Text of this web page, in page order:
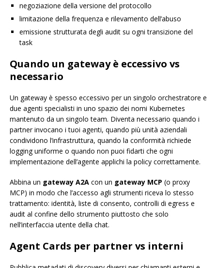
negoziazione della versione del protocollo
limitazione della frequenza e rilevamento dell’abuso
emissione strutturata degli audit su ogni transizione del
task
Quando un gateway è eccessivo vs
necessario
Un gateway è spesso eccessivo per un singolo orchestratore e
due agenti specialisti in uno spazio dei nomi Kubernetes
mantenuto da un singolo team. Diventa necessario quando i
partner invocano i tuoi agenti, quando più unità aziendali
condividono l’infrastruttura, quando la conformità richiede
logging uniforme o quando non puoi fidarti che ogni
implementazione dell’agente applichi la policy correttamente.
Abbina un gateway A2A con un gateway MCP (o proxy
MCP) in modo che l’accesso agli strumenti riceva lo stesso
trattamento: identità, liste di consento, controlli di egress e
audit al confine dello strumento piuttosto che solo
nell’interfaccia utente della chat.
Agent Cards per partner vs interni